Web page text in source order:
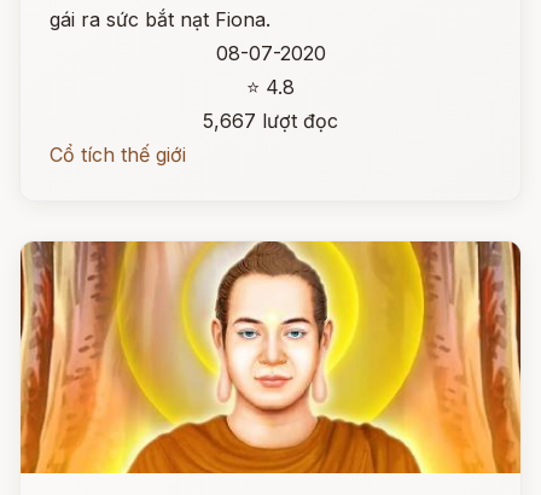
gái ra sức bắt nạt Fiona.
08-07-2020
⭐ 4.8
5,667 lượt đọc
Cổ tích thế giới